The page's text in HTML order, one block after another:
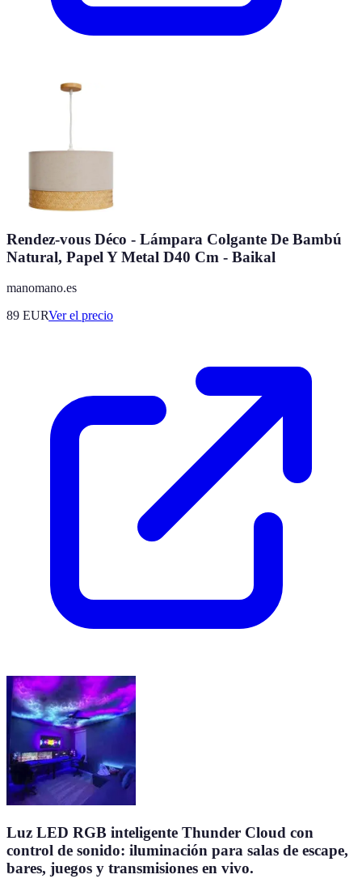
Rendez-vous Déco - Lámpara Colgante De Bambú
Natural, Papel Y Metal D40 Cm - Baikal
manomano.es
89 EURVer el precio
Luz LED RGB inteligente Thunder Cloud con
control de sonido: iluminación para salas de escape,
bares, juegos y transmisiones en vivo.